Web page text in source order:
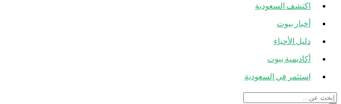
اكتشف السعودية
أخبار بيوت
دليل الأحياء
أكاديمية بيوت
استثمر في السعودية